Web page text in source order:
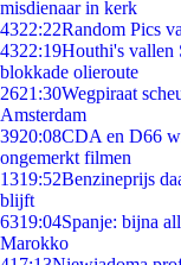
misdienaar in kerk
4322:22Random Pics
4322:19Houthi's vallen
blokkade olieroute
2621:30Wegpiraat
Amsterdam
3920:08CDA en D66
ongemerkt filmen
1319:52Benzineprijs
blijft
6319:04Spanje: bijna
Marokko